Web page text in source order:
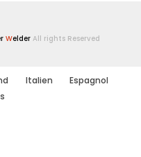
Welder All rights Reserved
Italien
Espagnol